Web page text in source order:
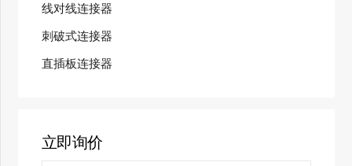
线对线连接器
刺破式连接器
直插板连接器
立即询价